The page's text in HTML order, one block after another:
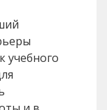
учебного